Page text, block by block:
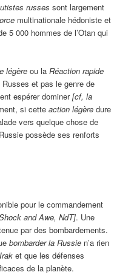
russes sont largement
multinationale hédoniste et
5 000 hommes de l’Otan qui
légère ou laRéaction rapide
et pas le genre de
espérer dominer[cf, la
si cetteaction légère dure
vers quelque chose de
possède ses renforts
pour le commandement
and Awe, NdT]. Une
par des bombardements.
bombarder la Russie n’a rien
et que les défenses
de la planète.